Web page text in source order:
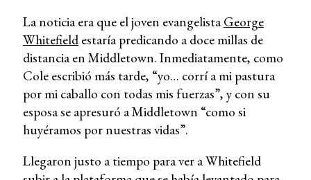
La noticia era que el joven evangelista George
Whitefieldestaría predicando a doce millas de
distancia en Middletown. Inmediatamente, como
Cole escribió más tarde, “yo… corrí a mi pastura
por mi caballo con todas mis fuerzas”, y con su
esposa se apresuró a Middletown “como si
huyéramos por nuestras vidas”.
Llegaron justo a tiempo para ver a Whitefield